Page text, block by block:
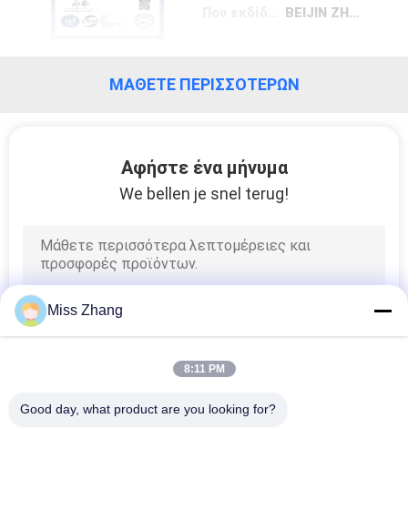
BEIJIN ZHONGDAHUAYUAN CERTIFICATION CENTER
ΜΆΘΕΤΕ ΠΕΡΙΣΣΌΤΕΡΩΝ
Αφήστε ένα μήνυμα
We bellen je snel terug!
Miss Zhang
8:11 PM
Good day, what product are you looking for?